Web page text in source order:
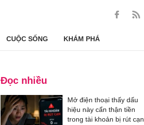
CUỘC SỐNG KHÁM PHÁ
Đọc nhiều
Mở điện thoại thấy dấu
hiệu này cẩn thận tiền
trong tài khoản bị rút cạn